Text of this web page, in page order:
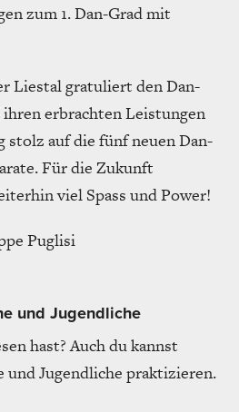
zum 1. Dan-Grad mit
Liestal gratuliert den Dan-
erbrachten Leistungen
auf die fünf neuen Dan-
Für die Zukunft
viel Spass und Power!
Puglisi
und Jugendliche
hast? Auch du kannst
und Jugendliche praktizieren.